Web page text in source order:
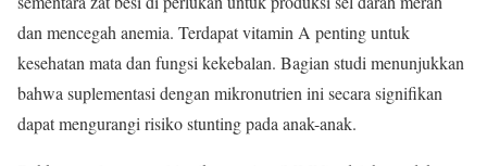
dan mencegah anemia. Terdapat vitamin A penting untuk
kesehatan mata dan fungsi kekebalan. Bagian studi menunjukkan
bahwa suplementasi dengan mikronutrien ini secara signifikan
dapat mengurangi risiko stunting pada anak-anak.